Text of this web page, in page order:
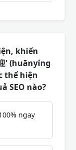
khiến
' (huānyíng
thể hiện
SEO nào?
ngay